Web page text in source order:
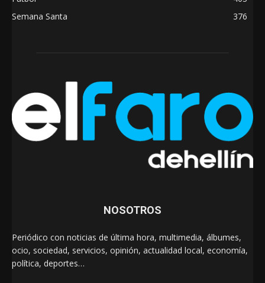
Semana Santa
376
NOSOTROS
Periódico con noticias de última hora, multimedia, álbumes,
ocio, sociedad, servicios, opinión, actualidad local, economía,
política, deportes…